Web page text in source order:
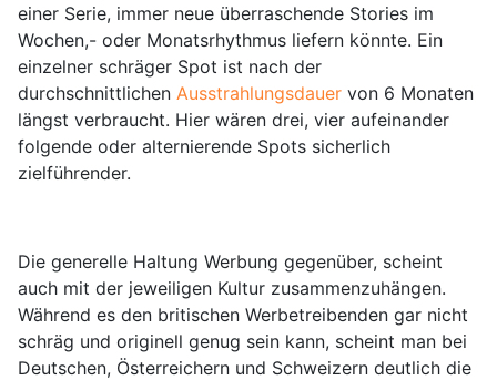
einer Serie, immer neue überraschende Stories im
Wochen,- oder Monatsrhythmus liefern könnte. Ein
einzelner schräger Spot ist nach der
durchschnittlichen Ausstrahlungsdauer von 6 Monaten
längst verbraucht. Hier wären drei, vier aufeinander
folgende oder alternierende Spots sicherlich
zielführender.
Die generelle Haltung Werbung gegenüber, scheint
auch mit der jeweiligen Kultur zusammenzuhängen.
Während es den britischen Werbetreibenden gar nicht
schräg und originell genug sein kann, scheint man bei
Deutschen, Österreichern und Schweizern deutlich die